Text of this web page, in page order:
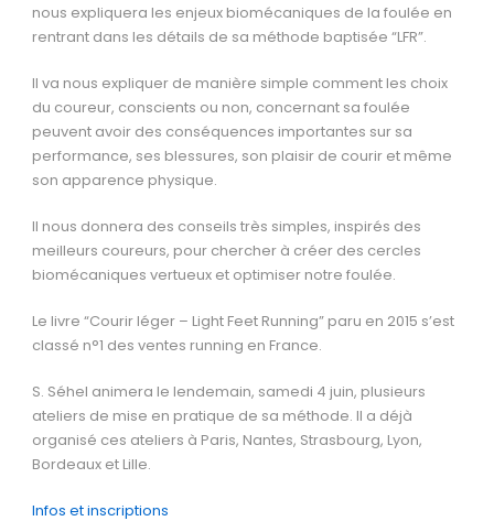
nous expliquera les enjeux biomécaniques de la foulée en
rentrant dans les détails de sa méthode baptisée “LFR”.
Il va nous expliquer de manière simple comment les choix
du coureur, conscients ou non, concernant sa foulée
peuvent avoir des conséquences importantes sur sa
performance, ses blessures, son plaisir de courir et même
son apparence physique.
Il nous donnera des conseils très simples, inspirés des
meilleurs coureurs, pour chercher à créer des cercles
biomécaniques vertueux et optimiser notre foulée.
Le livre “Courir léger – Light Feet Running” paru en 2015 s’est
classé n°1 des ventes running en France.
S. Séhel animera le lendemain, samedi 4 juin, plusieurs
ateliers de mise en pratique de sa méthode. Il a déjà
organisé ces ateliers à Paris, Nantes, Strasbourg, Lyon,
Bordeaux et Lille.
Infos et inscriptions